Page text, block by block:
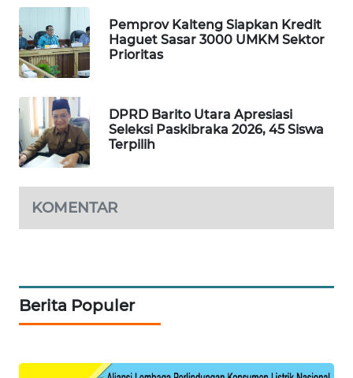
Pemprov Kalteng Siapkan Kredit
Haguet Sasar 3000 UMKM Sektor
Prioritas
DPRD Barito Utara Apresiasi
Seleksi Paskibraka 2026, 45 Siswa
Terpilih
KOMENTAR
Berita Populer
SIBARAGAS
NEWS
METRO
SIANTAR
NEWS
MEDAN
NEWS
JAKARTA
NEWS
NEWS